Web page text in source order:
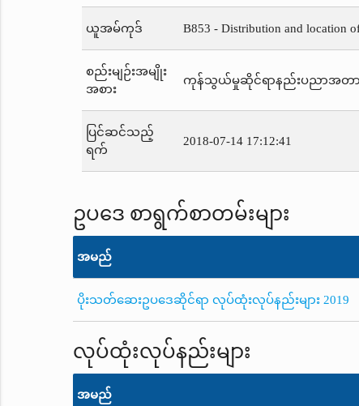
ယူအမ်ကုဒ် B853 - Distribution and location
စည်းမျဉ်းအမျိုး
အစား
ကုန်သွယ်မှုဆိုင်ရာနည်းပညာအတား
ပြင်ဆင်သည့်
ရက်
2018-07-14 17:12:41
ဥပဒေ စာရွက်စာတမ်းများ
အမည်
ပိုးသတ်ဆေးဥပဒေဆိုင်ရာ လုပ်ထုံးလုပ်နည်းများ 2019
လုပ်ထုံးလုပ်နည်းများ
အမည်